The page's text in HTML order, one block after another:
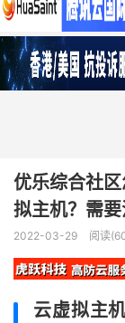
优乐综合社
拟主机？需要
2022-03-29 阅读
云虚拟主